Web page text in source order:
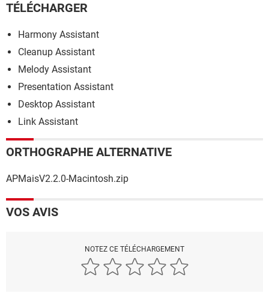
TÉLÉCHARGER
Harmony Assistant
Cleanup Assistant
Melody Assistant
Presentation Assistant
Desktop Assistant
Link Assistant
ORTHOGRAPHE ALTERNATIVE
APMaisV2.2.0-Macintosh.zip
VOS AVIS
NOTEZ CE TÉLÉCHARGEMENT